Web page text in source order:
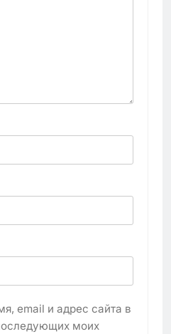
email и адрес сайта в
моих